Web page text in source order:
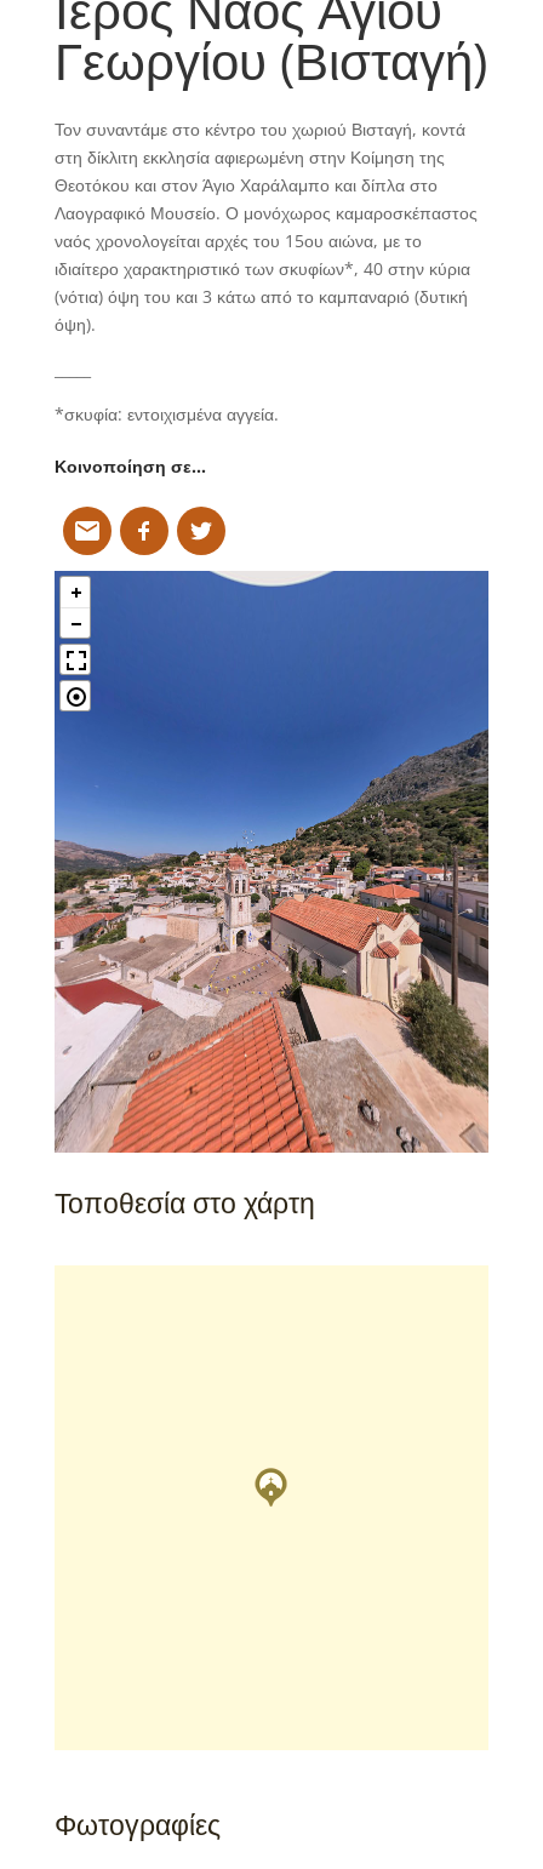
Γεωργίου (Βισταγή)
Τον συναντάμε στο κέντρο του χωριού Βισταγή, κοντά
στη δίκλιτη εκκλησία αφιερωμένη στην Κοίμηση της
Θεοτόκου και στον Άγιο Χαράλαμπο και δίπλα στο
Λαογραφικό Μουσείο. Ο μονόχωρος καμαροσκέπαστος
ναός χρονολογείται αρχές του 15ου αιώνα, με το
ιδιαίτερο χαρακτηριστικό των σκυφίων*, 40 στην κύρια
(νότια) όψη του και 3 κάτω από το καμπαναριό (δυτική
όψη).
*σκυφία: εντοιχισμένα αγγεία.
Κοινοποίηση σε…
Τοποθεσία στο χάρτη
Φωτογραφίες